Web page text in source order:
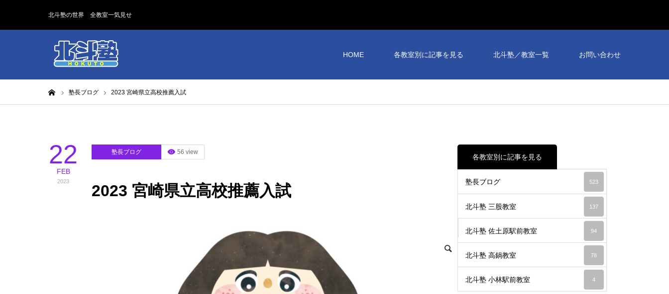
北斗塾の世界 全教室一気見せ
HOME 各教室別に記事を見る 北斗塾／教室一覧 お問い合わせ
塾長ブログ 2023 宮崎県立高校推薦入試
22
FEB
2023
塾長ブログ 56 view
2023 宮崎県立高校推薦入試
各教室別に記事を見る
塾長ブログ 523
北斗塾 三股教室 137
北斗塾 佐土原駅前教室 94
北斗塾 高鍋教室 78
北斗塾 小林駅前教室 4